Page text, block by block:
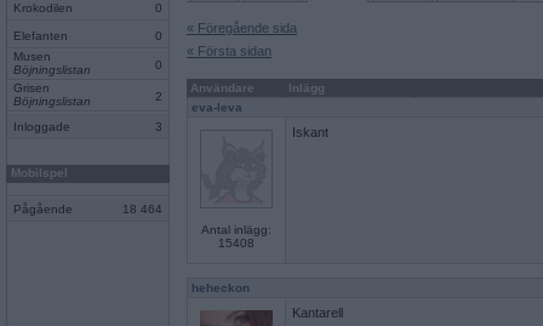
Krokodilen 0
Elefanten
0
Musen
Böjningslistan
0
Grisen
Böjningslistan
2
Inloggade 3
Mobilspel
Pågående 18 464
« Föregående sida
« Första sidan
Användare
Inlägg
eva-leva
Antal inlägg:
15408
Iskant
heheckon
Kantarell